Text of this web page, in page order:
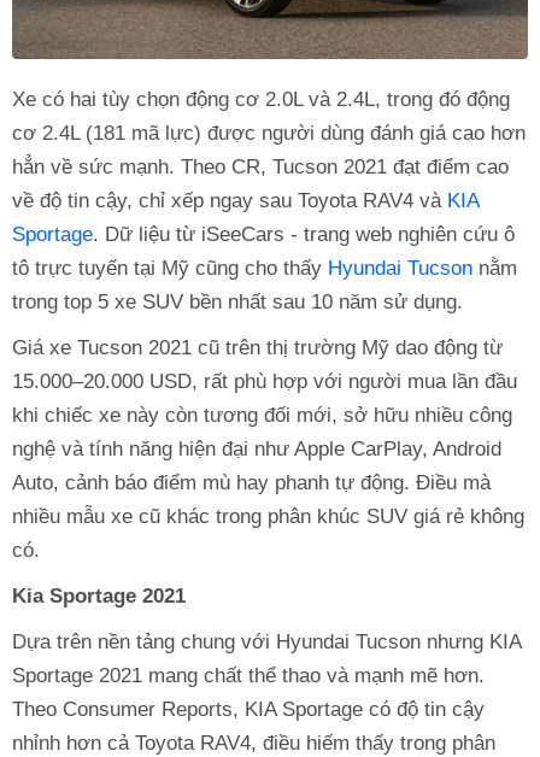
Xe có hai tùy chọn động cơ 2.0L và 2.4L, trong đó động
cơ 2.4L (181 mã lực) được người dùng đánh giá cao hơn
hẳn về sức mạnh. Theo CR, Tucson 2021 đạt điểm cao
về độ tin cậy, chỉ xếp ngay sau Toyota RAV4 và KIA
Sportage. Dữ liệu từ iSeeCars - trang web nghiên cứu ô
tô trực tuyến tại Mỹ cũng cho thấy Hyundai Tucson nằm
trong top 5 xe SUV bền nhất sau 10 năm sử dụng.
Giá xe Tucson 2021 cũ trên thị trường Mỹ dao động từ
15.000–20.000 USD, rất phù hợp với người mua lần đầu
khi chiếc xe này còn tương đối mới, sở hữu nhiều công
nghệ và tính năng hiện đại như Apple CarPlay, Android
Auto, cảnh báo điểm mù hay phanh tự động. Điều mà
nhiều mẫu xe cũ khác trong phân khúc SUV giá rẻ không
có.
Kia Sportage 2021
Dựa trên nền tảng chung với Hyundai Tucson nhưng KIA
Sportage 2021 mang chất thể thao và mạnh mẽ hơn.
Theo Consumer Reports, KIA Sportage có độ tin cậy
nhỉnh hơn cả Toyota RAV4, điều hiếm thấy trong phân